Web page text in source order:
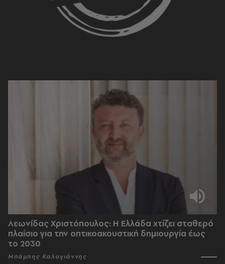
Λεωνίδας Χριστόπουλος: Η Ελλάδα χτίζει σταθερό
πλαίσιο για την οπτικοακουστική δημιουργία έως
το 2030
Μπάμπης Καλογιάννης